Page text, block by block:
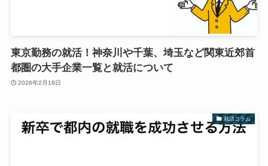
東京勤務の就活！神奈川や千葉、埼玉など関東近郊首
都圏の大手企業一覧と就活について
2026年2月19日
就活コラム